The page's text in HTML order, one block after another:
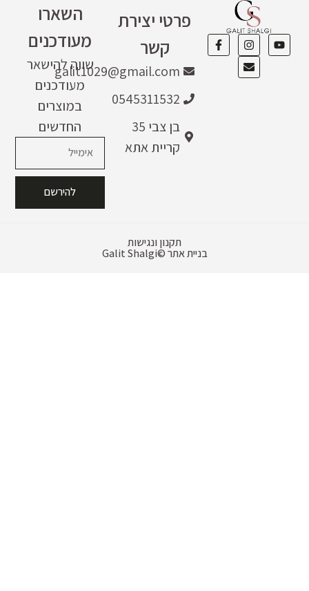
פרטי יצירת
קשר
galit1029@gmail.com
0545311532
בן צבי 35
קריית אתא
השארו
מעודכנים
שווה להישאר
מעודכנים
במוצרים
החדשים
להירשם
Galit Shalgi©בניית אתר
תקנון ונגישות